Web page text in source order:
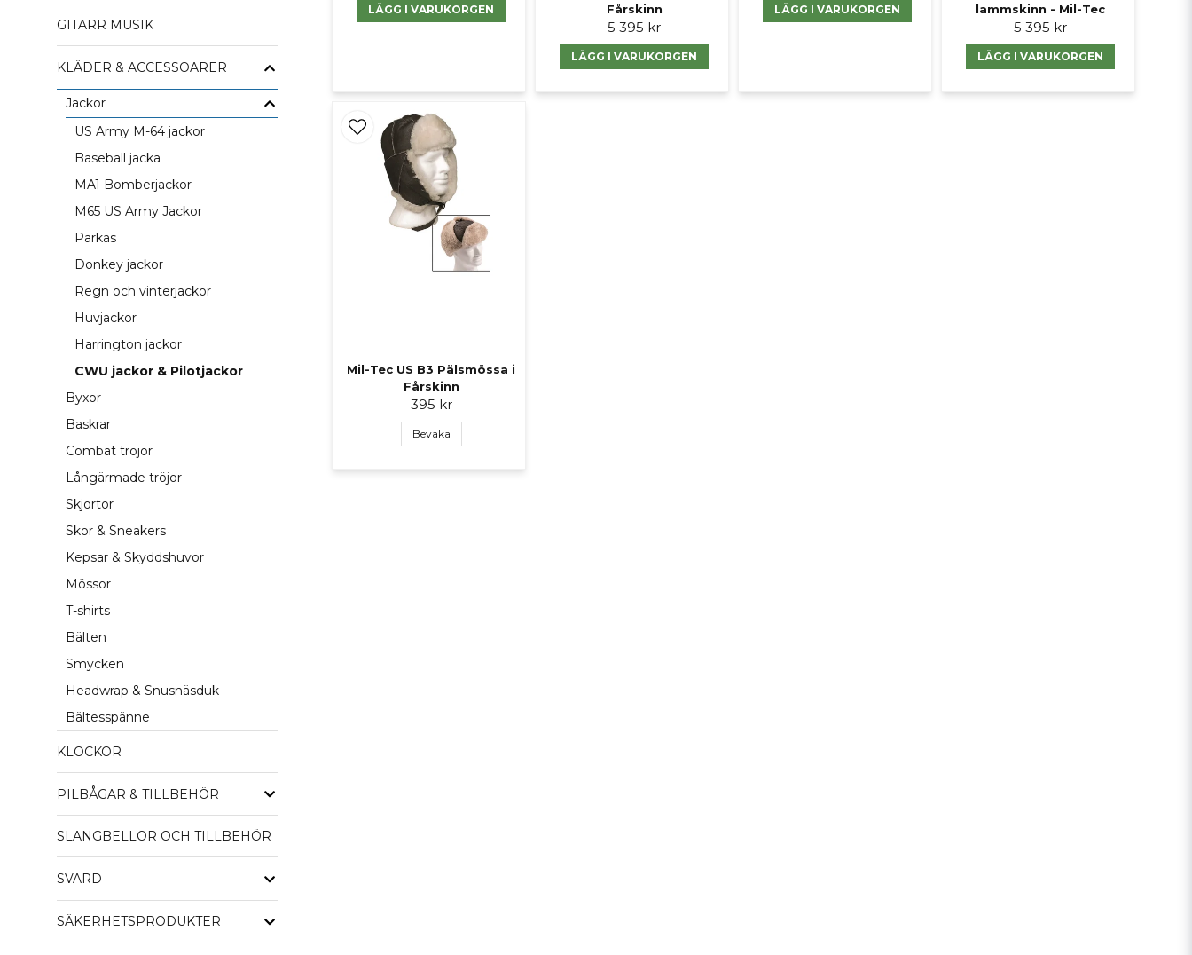
GITARR MUSIK
KLÄDER & ACCESSOARER
Jackor
US Army M-64 jackor
Baseball jacka
MA1 Bomberjackor
M65 US Army Jackor
Parkas
Donkey jackor
Regn och vinterjackor
Huvjackor
Harrington jackor
CWU jackor & Pilotjackor
Byxor
Baskrar
Combat tröjor
Långärmade tröjor
Skjortor
Skor & Sneakers
Kepsar & Skyddshuvor
Mössor
T-shirts
Bälten
Smycken
Headwrap & Snusnäsduk
Bältesspänne
KLOCKOR
PILBÅGAR & TILLBEHÖR
SLANGBELLOR OCH TILLBEHÖR
SVÄRD
SÄKERHETSPRODUKTER
LÄGG I VARUKORGEN
Fårskinn
5 395 kr
LÄGG I VARUKORGEN
LÄGG I VARUKORGEN
lammskinn - Mil-Tec
5 395 kr
LÄGG I VARUKORGEN
Mil-Tec US B3 Pälsmössa i
Fårskinn
395 kr
Bevaka